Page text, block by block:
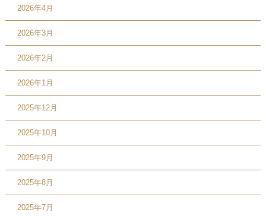
2026年4月
2026年3月
2026年2月
2026年1月
2025年12月
2025年10月
2025年9月
2025年8月
2025年7月